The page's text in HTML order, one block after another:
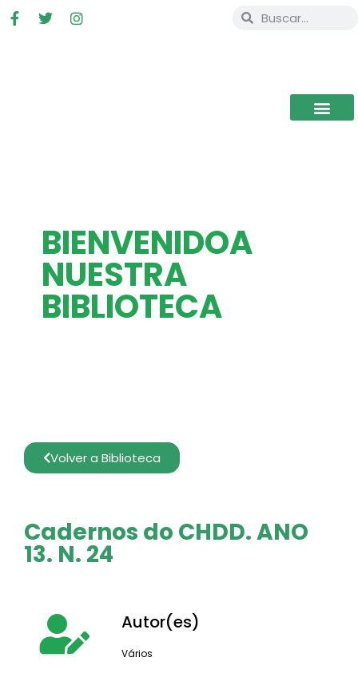
BIENVENIDOA
NUESTRA
BIBLIOTECA
Volver a Biblioteca
Cadernos do CHDD. ANO
13. N. 24
Autor(es)
Vários